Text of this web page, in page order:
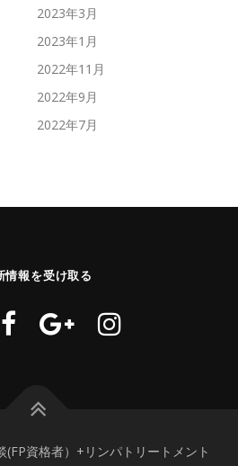
2023年3月
2023年1月
2022年11月
2022年9月
2022年7月
情報を受け取る
資格者）+リンパトリートメント